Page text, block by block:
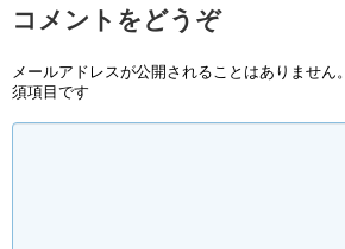
コメントをどうぞ
メールアドレスが公開されることはありません。
須項目です